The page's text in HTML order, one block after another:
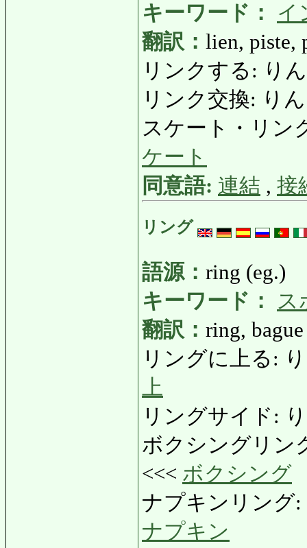
キーワード：
イ
翻訳： lien, piste,
リンクする: り
リンク交換: り
スケート・リン
ケート
同意語: 連結 , 接
リング
語源： ring (eg.)
キーワード：
ス
翻訳： ring, bague
リングに上る:
上
リングサイド:
ボクシングリン
<<< ボクシング
ナプキンリング:
ナプキン